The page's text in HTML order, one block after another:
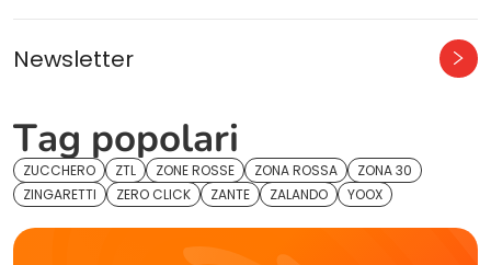
Newsletter
Tag popolari
ZUCCHERO ZTL ZONE ROSSE ZONA ROSSA
ZONA 30
ZINGARETTI
ZERO CLICK ZANTE ZALANDO YOOX